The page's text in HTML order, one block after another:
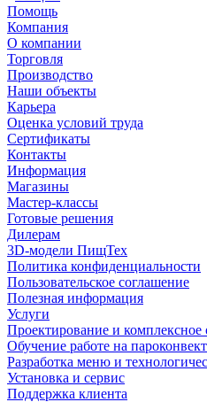
Помощь
Компания
О компании
Торговля
Производство
Наши объекты
Карьера
Оценка условий труда
Сертификаты
Контакты
Информация
Магазины
Мастер-классы
Готовые решения
Дилерам
3D-модели ПищТех
Политика конфиденциальности
Пользовательское соглашение
Полезная информация
Услуги
Проектирование и комплексное
Обучение работе на
Разработка меню и
Установка и сервис
Поддержка клиента